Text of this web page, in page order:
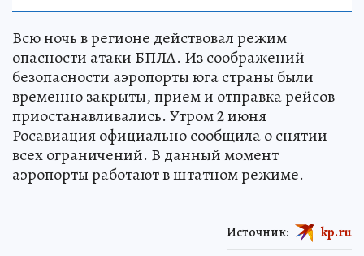
Всю ночь в регионе действовал режим
опасности атаки БПЛА. Из соображений
безопасности аэропорты юга страны были
временно закрыты, прием и отправка рейсов
приостанавливались. Утром 2 июня
Росавиация официально сообщила о снятии
всех ограничений. В данный момент
аэропорты работают в штатном режиме.
Источник: kp.ru